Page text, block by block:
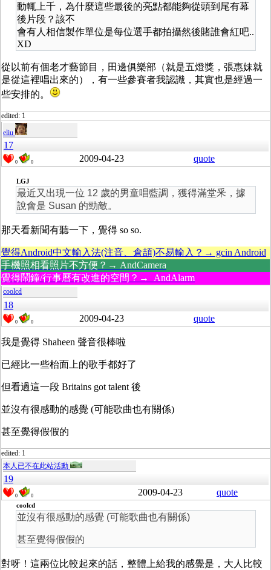
動輒上千，為什麼這些最後的亮點都能夠從頭到尾有幕
後片段？該不
會有人相信製作單位是每位選手都拍攝然後賭誰會紅吧..
XD
從以前有個老才藝節目，田邊俱樂部（就是五燈獎，張惠妹就
是從這裡唱出來的），有一些參賽者我認識，其實也是經過一
些安排的。
edited: 1
eliu
17
0 0 2009-04-23 quote
LGJ
最近又出現一位 12 歲的男童唱藍調，獲得滿堂釆，據
說會是 Susan 的勁敵。
那天看新聞有聽一下，覺得 so so.
覺得Android中文輸入法(注音、倉頡)不易輸入？→ gcin Android
手機照相看照片不方便？→ AndCamera
覺得鬧鐘/行事曆有改進的空間？→ AndAlarm
coolcd
18
0 0 2009-04-23 quote
我是覺得 Shaheen 聲音很棒啦
已經比一些枱面上的歌手都好了
但看過這一段 Britains got talent 後
並沒有很感動的感覺 (可能歌曲也有關係)
甚至覺得假假的
edited: 1
本人已不在此站活動
19
0 0 2009-04-23 quote
coolcd
並沒有很感動的感覺 (可能歌曲也有關係)
甚至覺得假假的
對呀！這兩位比較起來的話，整體上給我的感覺是，大人比較